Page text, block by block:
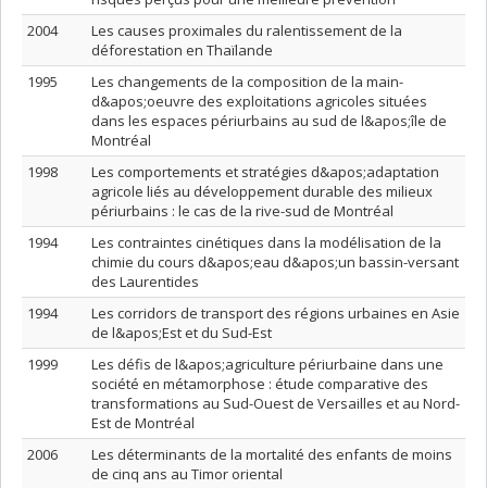
2004
Les causes proximales du ralentissement de la
déforestation en Thaïlande
1995
Les changements de la composition de la main-
d&apos;oeuvre des exploitations agricoles situées
dans les espaces périurbains au sud de l&apos;île de
Montréal
1998
Les comportements et stratégies d&apos;adaptation
agricole liés au développement durable des milieux
périurbains : le cas de la rive-sud de Montréal
1994
Les contraintes cinétiques dans la modélisation de la
chimie du cours d&apos;eau d&apos;un bassin-versant
des Laurentides
1994
Les corridors de transport des régions urbaines en Asie
de l&apos;Est et du Sud-Est
1999
Les défis de l&apos;agriculture périurbaine dans une
société en métamorphose : étude comparative des
transformations au Sud-Ouest de Versailles et au Nord-
Est de Montréal
2006
Les déterminants de la mortalité des enfants de moins
de cinq ans au Timor oriental